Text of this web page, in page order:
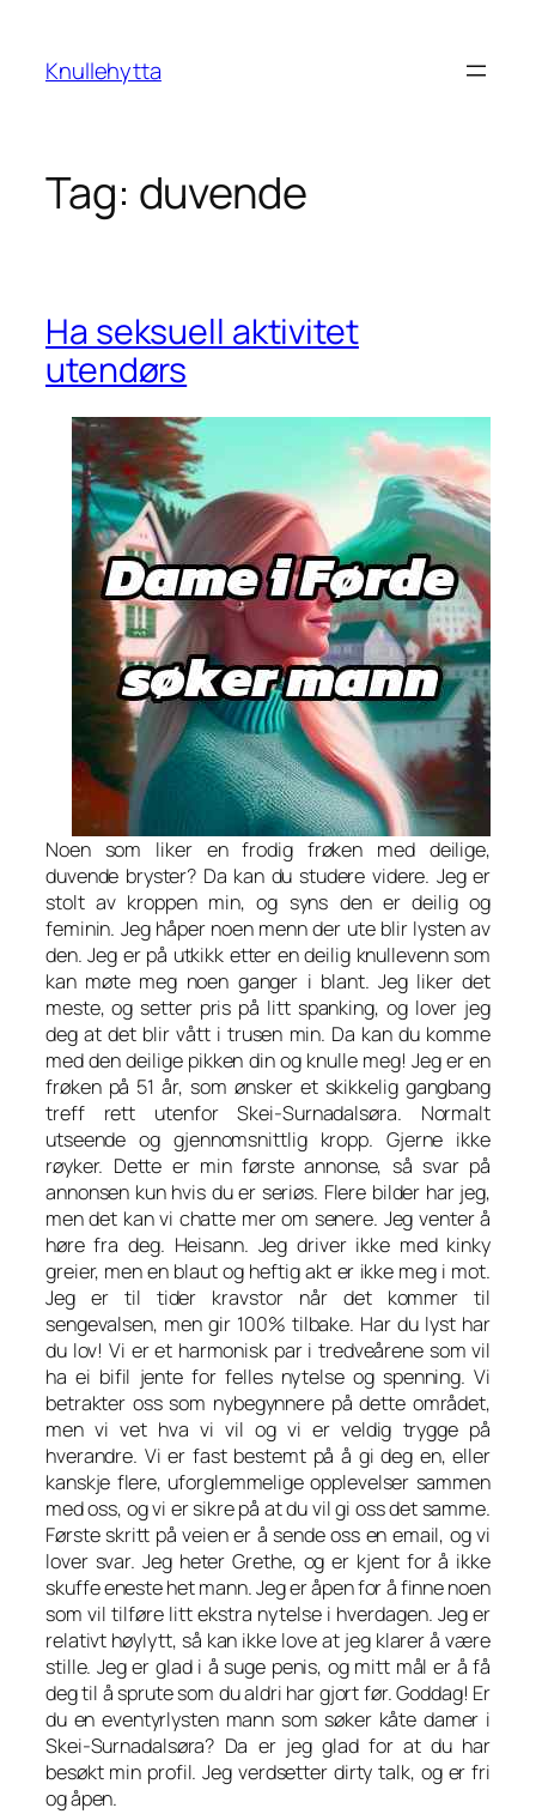
content
Knullehytta
Tag: duvende
Ha seksuell aktivitet
utendørs
Noen som liker en frodig frøken med deilige,
duvende bryster? Da kan du studere videre. Jeg er
stolt av kroppen min, og syns den er deilig og
feminin. Jeg håper noen menn der ute blir lysten av
den. Jeg er på utkikk etter en deilig knullevenn som
kan møte meg noen ganger i blant. Jeg liker det
meste, og setter pris på litt spanking, og lover jeg
deg at det blir vått i trusen min. Da kan du komme
med den deilige pikken din og knulle meg! Jeg er en
frøken på 51 år, som ønsker et skikkelig gangbang
treff rett utenfor Skei-Surnadalsøra. Normalt
utseende og gjennomsnittlig kropp. Gjerne ikke
røyker. Dette er min første annonse, så svar på
annonsen kun hvis du er seriøs. Flere bilder har jeg,
men det kan vi chatte mer om senere. Jeg venter å
høre fra deg. Heisann. Jeg driver ikke med kinky
greier, men en blaut og heftig akt er ikke meg i mot.
Jeg er til tider kravstor når det kommer til
sengevalsen, men gir 100% tilbake. Har du lyst har
du lov! Vi er et harmonisk par i tredveårene som vil
ha ei bifil jente for felles nytelse og spenning. Vi
betrakter oss som nybegynnere på dette området,
men vi vet hva vi vil og vi er veldig trygge på
hverandre. Vi er fast bestemt på å gi deg en, eller
kanskje flere, uforglemmelige opplevelser sammen
med oss, og vi er sikre på at du vil gi oss det samme.
Første skritt på veien er å sende oss en email, og vi
lover svar. Jeg heter Grethe, og er kjent for å ikke
skuffe eneste het mann. Jeg er åpen for å finne noen
som vil tilføre litt ekstra nytelse i hverdagen. Jeg er
relativt høylytt, så kan ikke love at jeg klarer å være
stille. Jeg er glad i å suge penis, og mitt mål er å få
deg til å sprute som du aldri har gjort før. Goddag! Er
du en eventyrlysten mann som søker kåte damer i
Skei-Surnadalsøra? Da er jeg glad for at du har
besøkt min profil. Jeg verdsetter dirty talk, og er fri
og åpen.